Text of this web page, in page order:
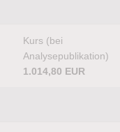
Kurs (bei
Analysepublikation)
1.014,80 EUR